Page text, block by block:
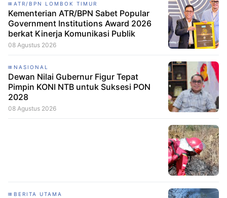
ATR/BPN LOMBOK TIMUR
Kementerian ATR/BPN Sabet Popular
Government Institutions Award 2026
berkat Kinerja Komunikasi Publik
08 Agustus 2026
NASIONAL
Dewan Nilai Gubernur Figur Tepat
Pimpin KONI NTB untuk Suksesi PON
2028
08 Agustus 2026
BERITA UTAMA